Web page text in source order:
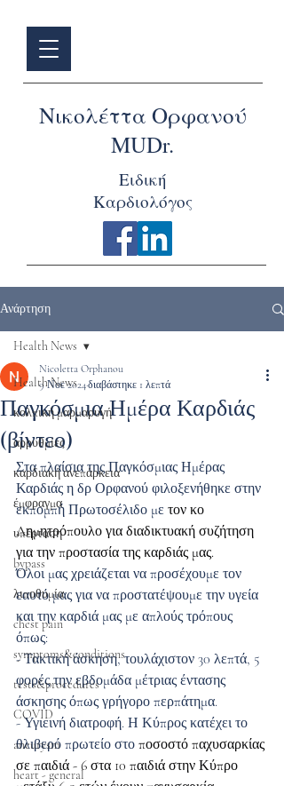
Νικολέττα Ορφανού
MUDr.
Ειδική
Καρδιολόγος
Ανάρτηση
Health News
κολπική μαρμαρυγή
αρρυθμίες
καρδιακή ανεπάρκεια
έμφραγμα
υπέρταση
bypass
λιποθυμία
chest pain
symptoms&conditions
tests&procedures
COVID
aneurysm
heart - general
Health News
Παγκόσμια Ημέρα Καρδιάς
(βίντεο)
Nicoletta Orphanou
9 Νοε 2024διαβάστηκε 1 λεπτά
Στα πλαίσια της Παγκόσμιας Ημέρας
Καρδιάς η δρ Ορφανού φιλοξενήθηκε στην
εκπομπή Πρωτοσέλιδο με τον κο
Δημητρόπουλο για διαδικτυακή συζήτηση
για την προστασία της καρδιάς μας.
Όλοι μας χρειάζεται να προσέχουμε τον
εαυτό μας για να προστατέψουμε την υγεία
και την καρδιά μας με απλούς τρόπους
όπως:
- Τακτική άσκηση, τουλάχιστον 30 λεπτά, 5
φορές την εβδομάδα μέτριας έντασης
άσκησης όπως γρήγορο περπάτημα.
- Υγιεινή διατροφή. Η Κύπρος κατέχει το
θλιβερό πρωτείο στο ποσοστό παχυσαρκίας
σε παιδιά - 6 στα 10 παιδιά στην Κύπρο